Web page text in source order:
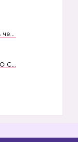
Паразитка или нет, вот в чем вопрос?
Никогда не говорите ЭТО СВОЕМУ РЕБЕНКУ